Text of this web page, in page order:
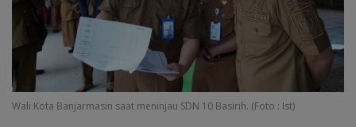
Wali Kota Banjarmasin saat meninjau SDN 10 Basirih. (Foto : Ist)